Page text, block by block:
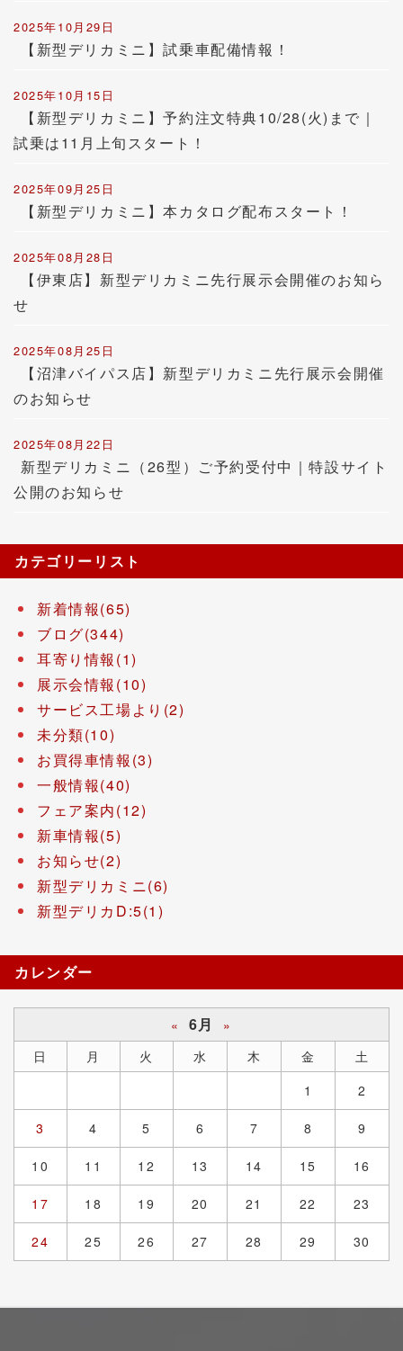
2025年10月29日
【新型デリカミニ】試乗車配備情報！
2025年10月15日
【新型デリカミニ】予約注文特典10/28(火)まで｜
試乗は11月上旬スタート！
2025年09月25日
【新型デリカミニ】本カタログ配布スタート！
2025年08月28日
【伊東店】新型デリカミニ先行展示会開催のお知ら
せ
2025年08月25日
【沼津バイパス店】新型デリカミニ先行展示会開催
のお知らせ
2025年08月22日
新型デリカミニ（26型）ご予約受付中｜特設サイト
公開のお知らせ
カテゴリーリスト
新着情報(65)
ブログ(344)
耳寄り情報(1)
展示会情報(10)
サービス工場より(2)
未分類(10)
お買得車情報(3)
一般情報(40)
フェア案内(12)
新車情報(5)
お知らせ(2)
新型デリカミニ(6)
新型デリカD:5(1)
カレンダー
« 6月
»
日
月 火 水 木 金
土
1
2
3 4 5 6 7 8 9
10 11 12 13 14 15 16
17 18 19 20 21 22 23
24 25 26 27 28 29 30